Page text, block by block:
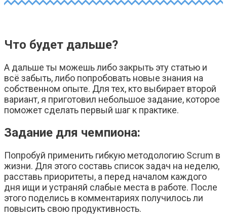
Что будет дальше?
А дальше ты можешь либо закрыть эту статью и
всё забыть, либо попробовать новые знания на
собственном опыте. Для тех, кто выбирает второй
вариант, я приготовил небольшое задание, которое
поможет сделать первый шаг к практике.
Задание для чемпиона:
Попробуй применить гибкую методологию Scrum в
жизни. Для этого составь список задач на неделю,
расставь приоритеты, а перед началом каждого
дня ищи и устраняй слабые места в работе. После
этого поделись в комментариях получилось ли
повысить свою продуктивность.